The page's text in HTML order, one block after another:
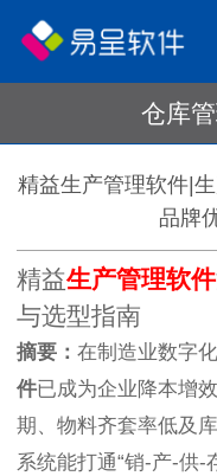
仓库
精益生产管理软件|
品牌
精益生产管理软件
与选型指南
摘要： 在制造业数字
件已成为企业降本增
期、物料齐套率低及
系统能打通“销-产-供-